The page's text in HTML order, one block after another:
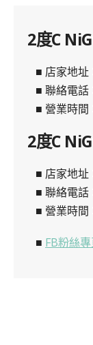
2度C
■ 店家地址
■ 聯絡電話
■ 營業時間
2度C
■ 店家地址
■ 聯絡電話
■ 營業時間
■ FB粉絲